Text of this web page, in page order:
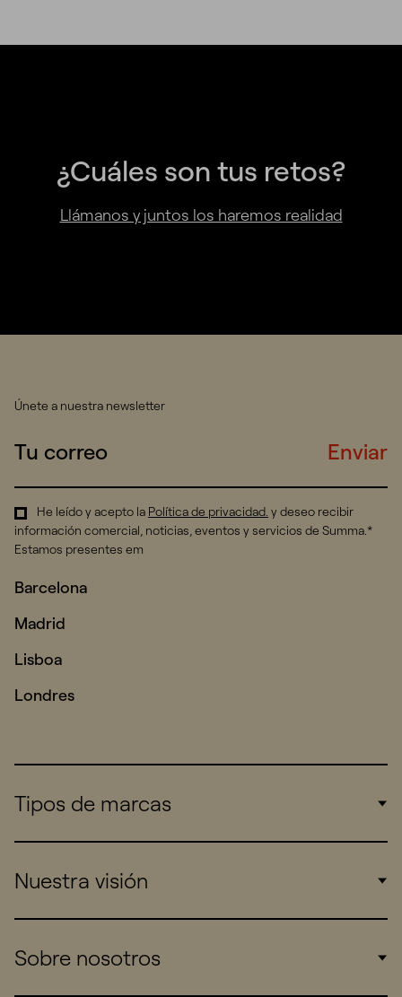
¿Cuáles son tus retos?
Llámanos y juntos los haremos realidad
Únete a nuestra newsletter
Enviar
He leído y acepto la Política de privacidad. y deseo recibir
información comercial, noticias, eventos y servicios de Summa.*
Estamos presentes em
Barcelona
Madrid
Lisboa
Londres
Tipos de marcas
Consumers
Startups
Nuestra visión
Work
Sobre nosotros